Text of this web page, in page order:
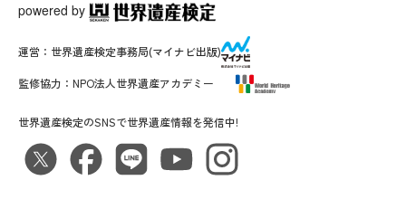
powered by
世界遺産検定のSNSで世界遺産情報を発信中!
運営： 世界遺産検定事務局(マイナビ出版)
監修協力： NPO法人世界遺産アカデミー